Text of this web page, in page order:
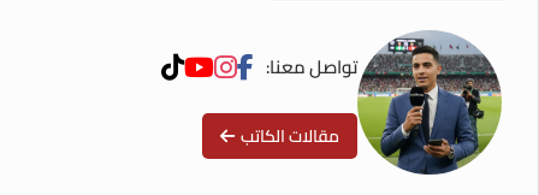
تواصل معنا:
مقالات الكاتب